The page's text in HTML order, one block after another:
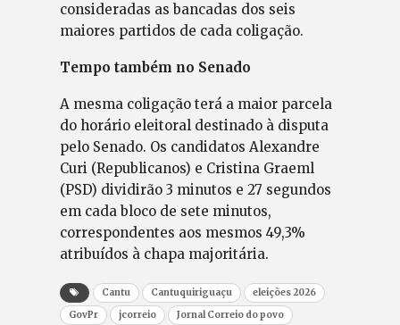
consideradas as bancadas dos seis
maiores partidos de cada coligação.
Tempo também no Senado
A mesma coligação terá a maior parcela
do horário eleitoral destinado à disputa
pelo Senado. Os candidatos Alexandre
Curi (Republicanos) e Cristina Graeml
(PSD) dividirão 3 minutos e 27 segundos
em cada bloco de sete minutos,
correspondentes aos mesmos 49,3%
atribuídos à chapa majoritária.
Cantu Cantuquiriguaçu
eleições 2026
GovPr
jcorreio
Jornal Correio do povo